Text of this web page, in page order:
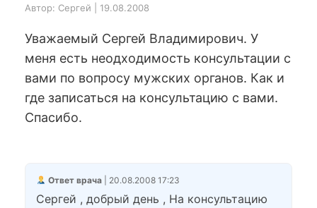
Автор: Сергей | 19.08.2008
Уважаемый Сергей Владимирович. У
меня есть неодходимость консультации с
вами по вопросу мужских органов. Как и
где записаться на консультацию с вами.
Спасибо.
Ответ врача| 20.08.2008 17:23
Сергей , добрый день , На консультацию